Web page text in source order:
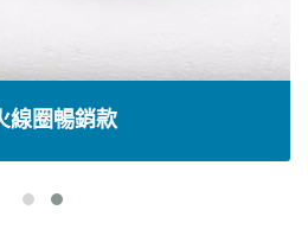
線圈暢銷款